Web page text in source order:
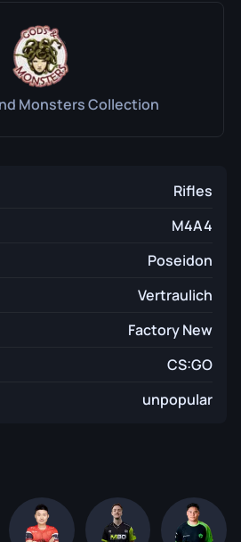
Monsters Collection
Rifles
M4A4
Poseidon
Vertraulich
Factory New
CS:GO
unpopular